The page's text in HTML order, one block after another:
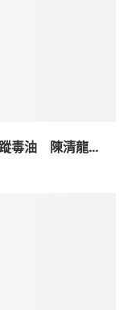
毒油 陳清龍...